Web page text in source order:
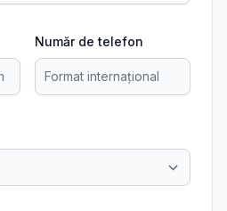
Număr de telefon